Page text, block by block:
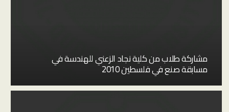
مشاركة طلاب من كلية نجاد الزعني للهندسة في
مسابقة صنع في فلسطين 2010